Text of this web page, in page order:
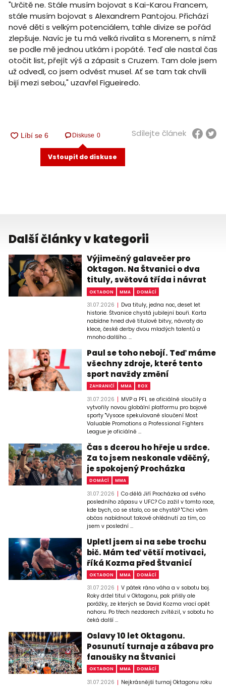
"Určitě ne. Stále musím bojovat s Kai-Karou Francem,
stále musím bojovat s Alexandrem Pantojou. Přichází
nové děti s velkým potenciálem, tahle divize se pořád
zlepšuje. Navíc je tu má velká rivalita s Morenem, s nímž
se podle mě jednou utkám i popáté. Teď ale nastal čas
otočit list, přejít výš a zápasit s Cruzem. Tam dole jsem
už odvedl, co jsem odvést musel. Ať se tam tak chvíli
bijí mezi sebou," uzavřel Figueiredo.
Diskuse 0
Vstoupit do diskuse
Sdílejte článek
Další články v kategorii
Výjimečný galavečer pro
Oktagon. Na Štvanici o dva
tituly, světová třída i návrat
OKTAGON MMA DOMÁCÍ
31.07.2026
Dva tituly, jedna noc, deset let
historie. Štvanice chystá jubilejní bouři. Karta
nabídne hned dvě titulové bitvy, návraty do
klece, české derby dvou mladých talentů a
mnoho dalšího. ...
Paul se toho nebojí. Teď máme
všechny zdroje, které tento
sport navždy změní
ZAHRANIČÍ MMA BOX
31.07.2026
MVP a PFL se oficiálně sloučily a
vytvořily novou globální platformu pro bojové
sporty "Vysoce spekulované sloučení Most
Valuable Promotions a Professional Fighters
League je oficiálně ...
Čas s dcerou ho hřeje u srdce.
Za to jsem neskonale vděčný,
je spokojený Procházka
DOMÁCÍ MMA
31.07.2026
Co dělá Jiří Procházka od svého
posledního zápasu v UFC? Co zažil v tomto roce,
kde bych, co se stalo, co se chystá? "Chci vám
občas nabídnout takové ohlédnutí za tím, co
jsem v poslední ...
Upletl jsem si na sebe trochu
bič. Mám teď větší motivaci,
říká Kozma před Štvanicí
OKTAGON MMA DOMÁCÍ
31.07.2026
V pátek ráno váha a v sobotu boj.
Roky držel titul v Oktagonu, pak přišly ale
porážky, ze kterých se David Kozma vrací opět
nahoru. Po třech nezdarech zvítězil, v sobotu ho
čeká další ...
Oslavy 10 let Oktagonu.
Posunutí turnaje a zábava pro
fanoušky na Štvanici
OKTAGON MMA DOMÁCÍ
31.07.2026
Nejkrásnější turnaj Oktagonu roku